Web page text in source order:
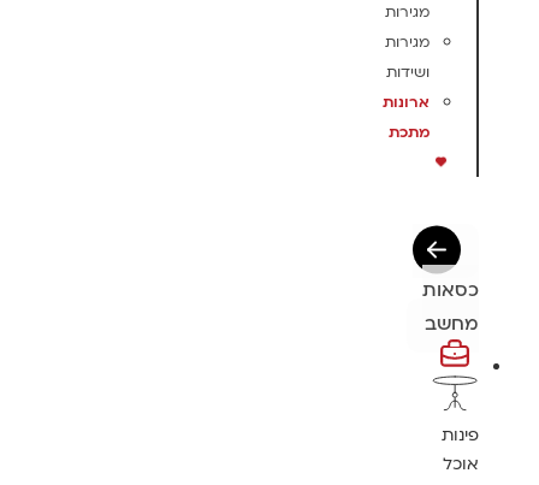
מגירות
מגירות
ושידות
ארונות
מתכת
כסאות
מחשב
פינות
אוכל